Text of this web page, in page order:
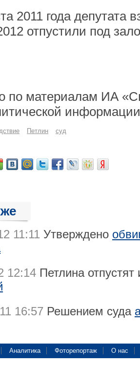
2011 года депутата
отпустили под
по материалам ИА
Петлин суд
11:11 Утверждено
12:14 Петлина
16:57 Решением суда
Аналитика Фоторепортаж О нас